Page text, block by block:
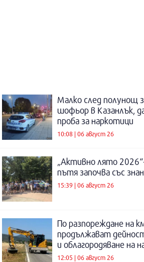
Малко след полунощ
шофьор в Казанлък,
проба за наркотици
10:08 | 06 август 26
„Активно лято
пътя започва със
15:39 | 06 август 26
По разпореждане на
продължават
и облагородяване на
12:05 | 06 август 26